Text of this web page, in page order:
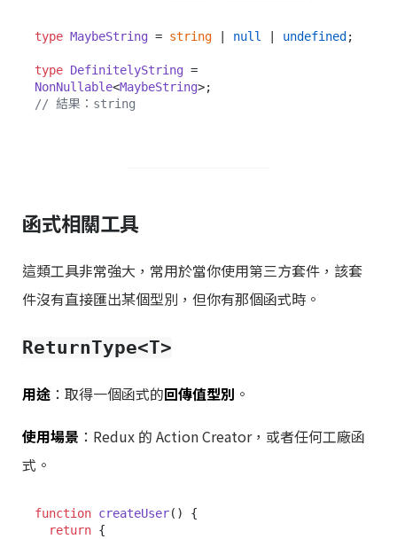
type MaybeString = string null undefined ;
type DefinitelyString
NonNullable<MaybeString
// 結果：string
函式相關工具
這類工具非常強大，常用於當你使用第三方套件，該套
件沒有直接匯出某個型別，但你有那個函式時。
ReturnType<T>
用途 ：取得一個函式的回傳值型別 。
使用場景 ：Redux 的 Action Creator，或者任何工廠函
式。
function createUser( ) {
return {